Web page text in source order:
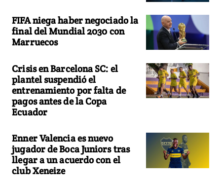
FIFA niega haber negociado la
final del Mundial 2030 con
Marruecos
Crisis en Barcelona SC: el
plantel suspendió el
entrenamiento por falta de
pagos antes de la Copa
Ecuador
Enner Valencia es nuevo
jugador de Boca Juniors tras
llegar a un acuerdo con el
club Xeneize